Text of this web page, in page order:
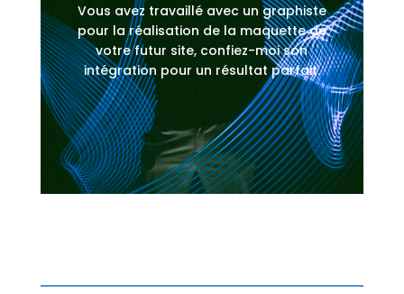
Vous avez travaillé avec un graphiste
pour la réalisation de la maquette de
votre futur site, confiez-moi son
intégration pour un résultat parfait.